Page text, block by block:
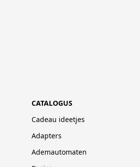
CATALOGUS
Cadeau ideetjes
Adapters
Ademautomaten